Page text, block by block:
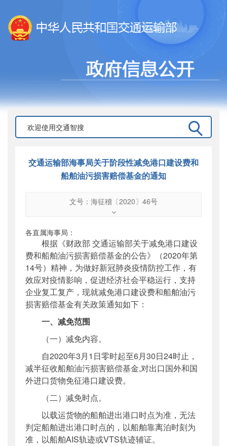
交通运输部海事局关于阶段性减免港口建设费和
船舶油污损害赔偿基金的通知
文号：海征稽〔2020〕46号
海征稽〔2020〕46号
公开日期：2020年03月16日
主题词： 减免;港口建设费;船舶油污损害赔偿
基金
机构分类：海事局
主题分类：
财务信息
公文类型：其他
各直属海事局：
根据《财政部 交通运输部关于减免港口建设
费和船舶油污损害赔偿基金的公告》（2020年第
14号）精神，为做好新冠肺炎疫情防控工作，有
效应对疫情影响，促进经济社会平稳运行，支持
企业复工复产，现就减免港口建设费和船舶油污
损害赔偿基金有关政策通知如下：
一、减免范围
（一）减免内容。
自2020年3月1日零时起至6月30日24时止，
减半征收船舶油污损害赔偿基金,对出口国外和国
外进口货物免征港口建设费。
（二）减免时点。
以载运货物的船舶进出港口时点为准，无法
判定船舶进出港口时点的，以船舶靠离泊时刻为
准，以船舶AIS轨迹或VTS轨迹辅证。